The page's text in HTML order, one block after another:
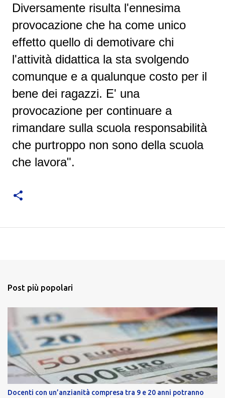
Diversamente risulta l'ennesima
provocazione che ha come unico
effetto quello di demotivare chi
l'attività didattica la sta svolgendo
comunque e a qualunque costo per il
bene dei ragazzi. E' una
provocazione per continuare a
rimandare sulla scuola responsabilità
che purtroppo non sono della scuola
che lavora".
Post più popolari
Docenti con un’anzianità compresa tra 9 e 20 anni potranno